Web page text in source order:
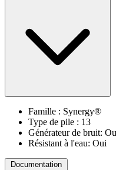
Famille : Synergy®
Type de pile : 13
Générateur de bruit:
Résistant à l'eau: Oui
Documentation